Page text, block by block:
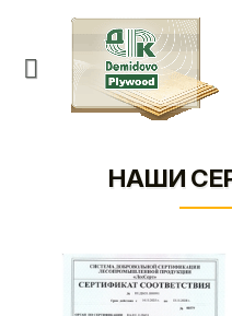
НАШИ